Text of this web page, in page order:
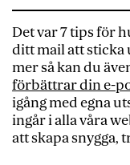
Det var 7 tips för
ditt mail att sticka
mer så kan du
förbättrar din e-
igång med egna
ingår i alla våra
att skapa snygga,